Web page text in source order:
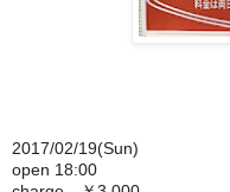
2017/02/19(Sun)
open 18:00